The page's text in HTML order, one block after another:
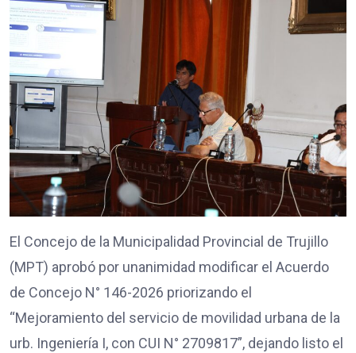
El Concejo de la Municipalidad Provincial de Trujillo
(MPT) aprobó por unanimidad modificar el Acuerdo
de Concejo N° 146-2026 priorizando el
“Mejoramiento del servicio de movilidad urbana de la
urb. Ingeniería I, con CUI N° 2709817”, dejando listo el